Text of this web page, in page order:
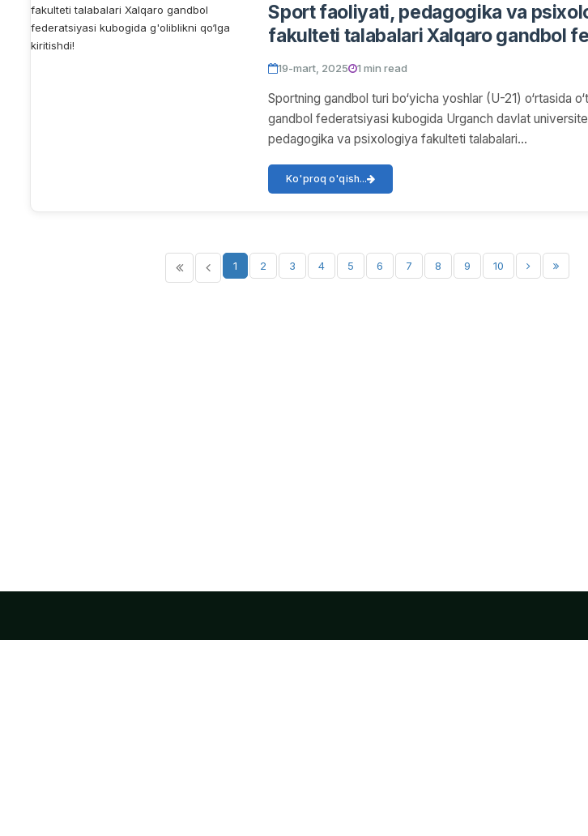
Sport faoliyati, pedagogika va
fakulteti talabalari Xalqaro gandbol
kubogida g'oliblikni qo‘lga kiritishdi!
19-mart, 2025 1 min read
Sportning gandbol turi bo‘yicha yoshlar (U-21) o‘rtasida
gandbol federatsiyasi kubogida Urganch davlat
pedagogika va psixologiya fakulteti talabalari...
Ko'proq o'qish...
1 2 3 4 5 6 7 8 9 10